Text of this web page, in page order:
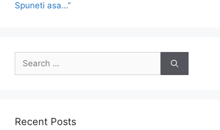
Spuneti asa…”
Search
for:
Recent Posts